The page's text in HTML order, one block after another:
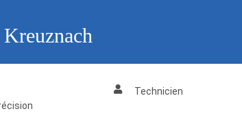
Technicien